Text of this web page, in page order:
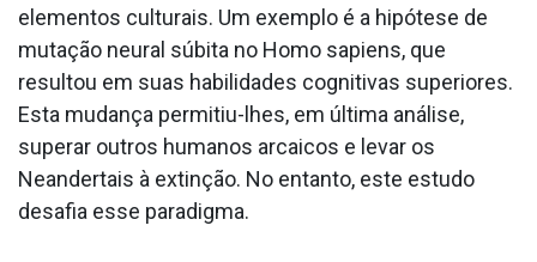
elementos culturais. Um exemplo é a hipótese de
mutação neural súbita no Homo sapiens, que
resultou em suas habilidades cognitivas superiores.
Esta mudança permitiu-lhes, em última análise,
superar outros humanos arcaicos e levar os
Neandertais à extinção. No entanto, este estudo
desafia esse paradigma.